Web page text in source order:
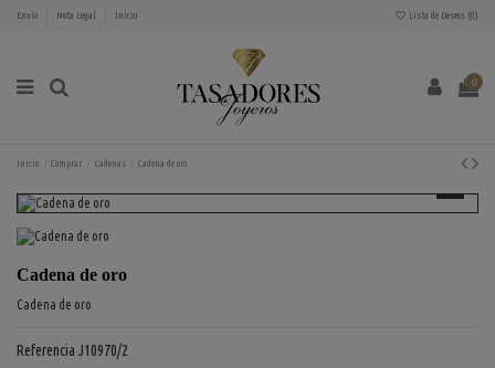
Envío Nota Legal Inicio Lista de Deseos (0)
0
Inicio Comprar Cadenas Cadena de oro
Cadena de oro
Cadena de oro
Referencia J10970/2